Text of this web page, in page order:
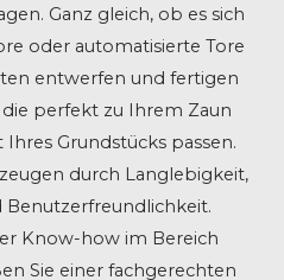
Ganz gleich, ob es sich
oder automatisierte Tore
entwerfen und fertigen
perfekt zu Ihrem Zaun
Grundstücks passen.
durch Langlebigkeit,
Benutzerfreundlichkeit.
Know-how im Bereich
Sie einer fachgerechten